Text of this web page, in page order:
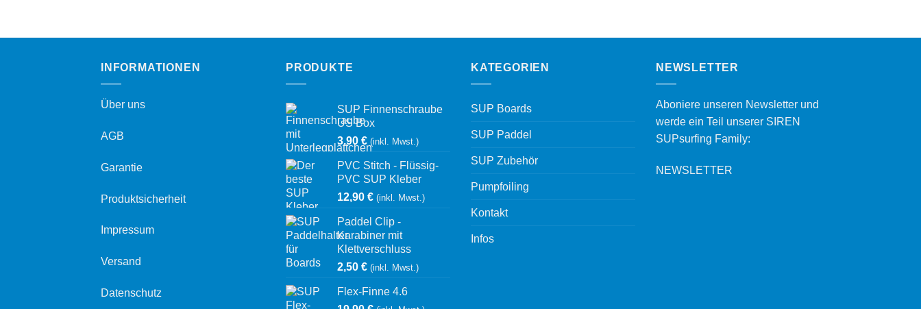
INFORMATIONEN
Über uns
AGB
Garantie
Produktsicherheit
Impressum
Versand
Datenschutz
PRODUKTE
SUP Finnenschraube
US Box
3,90 € (inkl. Mwst.)
PVC Stitch - Flüssig-
PVC SUP Kleber
12,90 € (inkl. Mwst.)
Paddel Clip -
Karabiner mit
Klettverschluss
2,50 € (inkl. Mwst.)
Flex-Finne 4.6
KATEGORIEN
SUP Boards
SUP Paddel
SUP Zubehör
Pumpfoiling
Kontakt
Infos
NEWSLETTER
Aboniere unseren Newsletter und
werde ein Teil unserer SIREN
SUPsurfing Family:
NEWSLETTER